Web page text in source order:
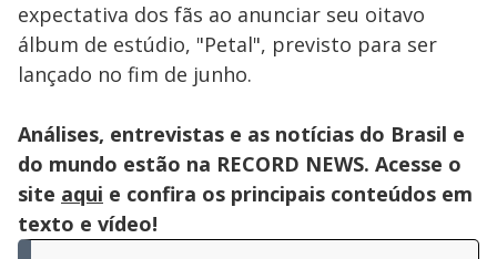
expectativa dos fãs ao anunciar seu oitavo
álbum de estúdio, "Petal", previsto para ser
lançado no fim de junho.
Análises, entrevistas e as notícias do Brasil e
do mundo estão na RECORD NEWS. Acesse o
site aqui e confira os principais conteúdos em
texto e vídeo!